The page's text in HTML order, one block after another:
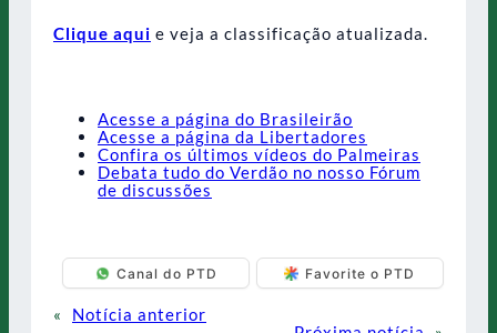
Clique aqui e veja a classificação atualizada.
Acesse a página do Brasileirão
Acesse a página da Libertadores
Confira os últimos vídeos do Palmeiras
Debata tudo do Verdão no nosso Fórum
de discussões
Canal do PTD Favorite o PTD
«
Notícia anterior